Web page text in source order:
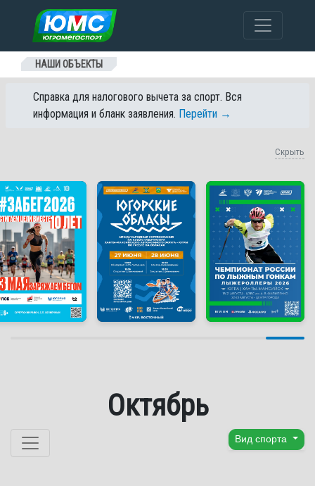
Перейти к содержанию
НАШИ ОБЪЕКТЫ
Справка для налогового вычета за спорт. Вся
информация и бланк заявления. Перейти →
Скрыть
Октябрь
Перейти к содержанию Вид спорта